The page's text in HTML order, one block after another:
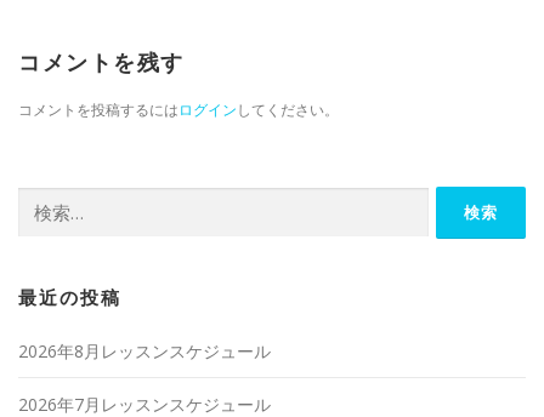
コメントを残す
コメントを投稿するにはログインしてください。
最近の投稿
2026年8月レッスンスケジュール
2026年7月レッスンスケジュール